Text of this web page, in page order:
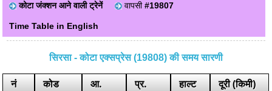
कोटा जंक्शन आने वाली ट्रेनें वापसी#19807
Time Table in English
सिरसा - कोटा एक्सप्रेस (19808) की समय सारणी
नं कोड आ. प्र. हाल्ट
दूरी (किमी)